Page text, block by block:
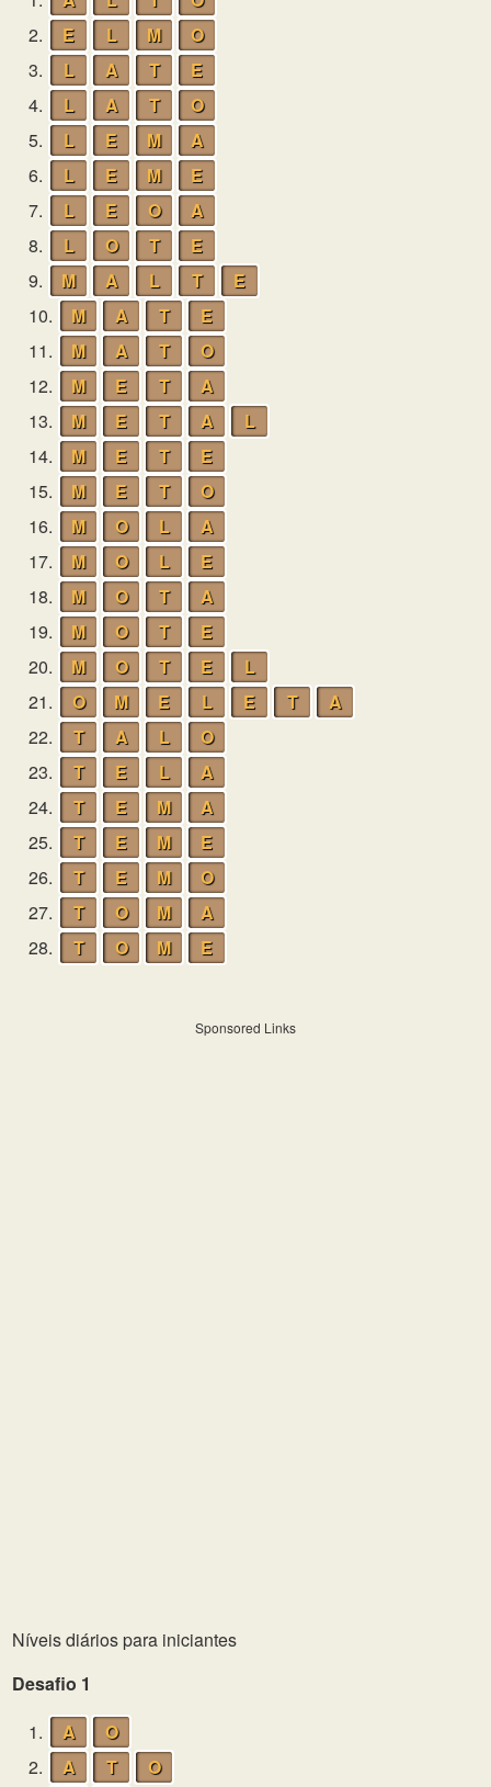
2.
E L M
O
3.
L A T
E
4.
L A T
O
5.
L E M
A
6.
L E M
E
7.
L E O
A
8.
L O T
E
9.
M A L T
E
10.
M A T
E
11.
M A T
O
12.
M E T
A
13.
M E T A
L
14.
M E T
E
15.
M E T
O
16.
M O L
A
17.
M O L
E
18.
M O T
A
19.
M O T
E
20.
M O T E
L
21.
O M E L E T
A
22.
T A L
O
23.
T E L
A
24.
T E M
A
25.
T E M
E
26.
T E M
O
27.
T O M
A
28.
T O M E
Sponsored Links
Níveis diários para iniciantes
Desafio 1
1.
A
O
2.
A T
O